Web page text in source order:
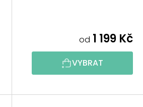
od 1 199 Kč
VYBRAT